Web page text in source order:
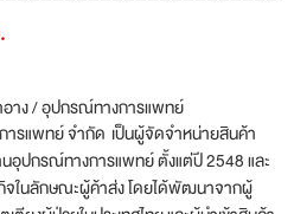
อาง / อุปกรณ์ทางการแพทย์
รแพทย์ จำกัด เป็นผู้จัดจำหน่ายสินค้า
อุปกรณ์ทางการแพทย์ ตั้งแต่ปี 2548 และ
ในลักษณะผู้ค้าส่ง โดยได้พัฒนาจากผู้